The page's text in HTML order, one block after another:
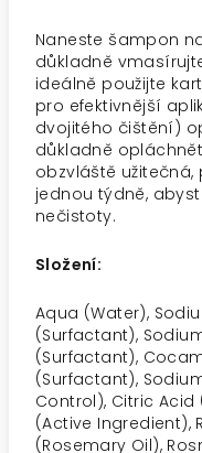
Naneste šampon
důkladně
ideálně použijte
pro efektivnější
dvojitého čištění)
důkladně
obzvláště
jednou týdně,
nečistoty.
Složení:
Aqua (Water),
(Surfactant),
(Surfactant),
(Surfactant),
Control), Citric Acid
(Active Ingredient),
(Rosemary Oil),